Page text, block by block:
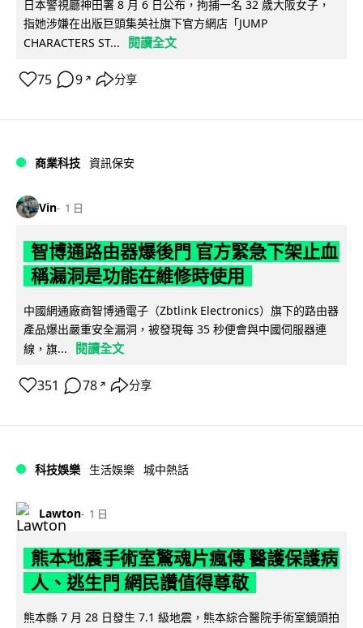
日本警視廳神田署 8 月 6 日公布，拘捕一名 32 歲大阪女子，
指她涉嫌在出版巨頭集英社旗下官方網店「JUMP
CHARACTERS ST...
閱讀全文
75 9 ↗ 分享
商業科技 資訊保安
Vin 1 日
智博通路由器爆後門 官方緊急下架止血
稱漏洞是功能在維修時使用
中國網通廠商智博通電子（Zbtlink Electronics）旗下的路由器
產品爆出嚴重安全漏洞，被發現每 35 秒便會與中國伺服器連
線，旗...
閱讀全文
351 78 ↗ 分享
科技娛樂 生活娛樂 城中熱話
Lawton 1 日
熊本地震手術室驚魂片瘋傳 醫護保護病
人、逃生門 網民讚值得尊敬
熊本縣 7 月 28 日發生 7.1 級地震，熊本綜合醫院手術室鏡頭拍